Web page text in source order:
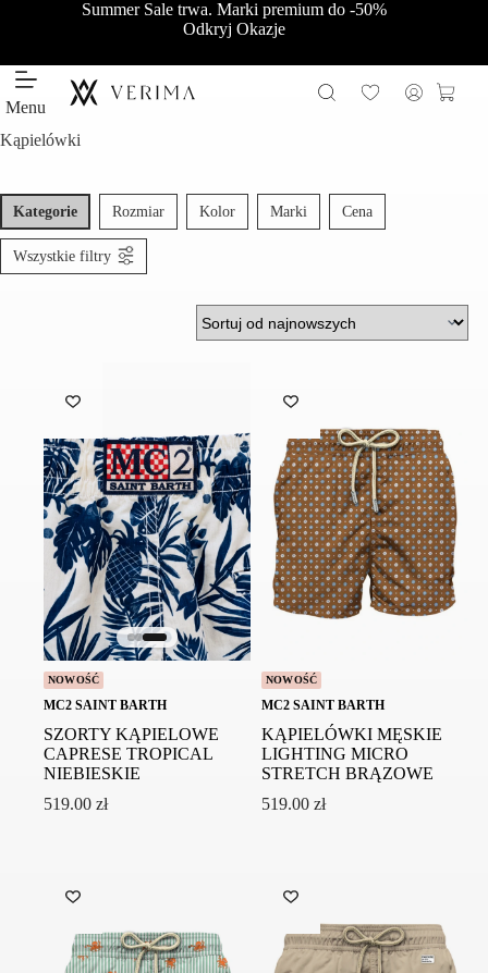
Summer Sale trwa. Marki premium do -50%
Odkryj Okazje
Menu Koszyk
Kąpielówki
Kategorie Rozmiar Kolor Marki Cena
Wszystkie filtry
NOWOŚĆ
MC2 SAINT BARTH
SZORTY KĄPIELOWE
CAPRESE TROPICAL
NIEBIESKIE
519.00 zł
NOWOŚĆ
MC2 SAINT BARTH
KĄPIELÓWKI MĘSKIE
LIGHTING MICRO
STRETCH BRĄZOWE
519.00zł